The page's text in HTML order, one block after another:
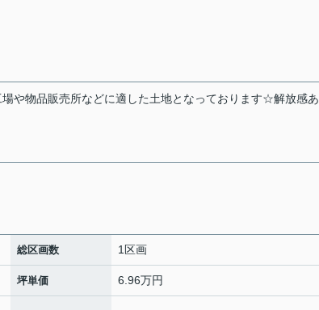
や物品販売所などに適した土地となっております☆解放感
総区画数 1区画
坪単価 6.96万円